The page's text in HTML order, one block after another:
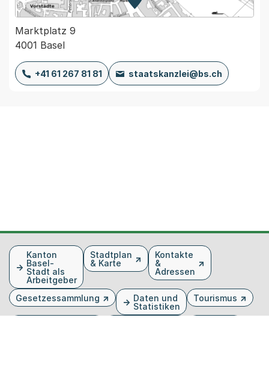
Zur Karte von MapBS.
Externer Link, wird in einem
Marktplatz 9
4001 Basel
+41 61 267 81 81 staatskanzlei@bs.ch
FusszeileKanton
Basel-
Stadt als
Arbeitgeber
Stadtplan
& Karte
Kontakte
&
Adressen
Gesetzessammlung
Daten und
Statistiken
Tourismus